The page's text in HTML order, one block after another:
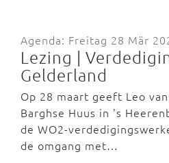
Agenda: Freitag 28 Mär
Lezing |
Gelderland
Op 28 maart geeft Leo
Barghse Huus in 's
de WO2-
de omgang met…